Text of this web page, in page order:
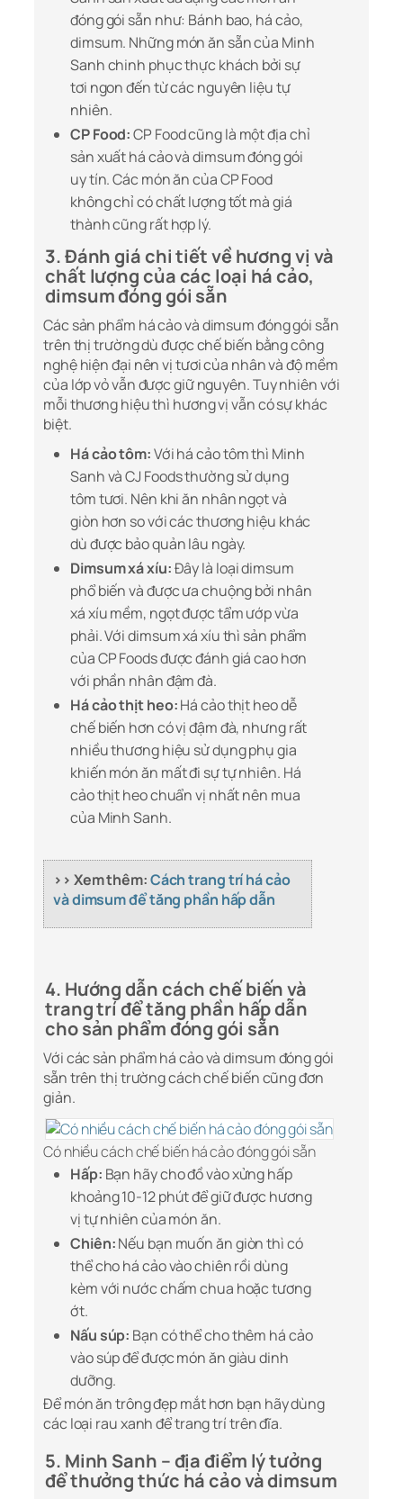
đóng gói sẵn như: Bánh bao, há cảo,
dimsum. Những món ăn sẵn của Minh
Sanh chinh phục thực khách bởi sự
tơi ngon đến từ các nguyên liệu tự
nhiên.
CP Food:CP Food cũng là một địa chỉ
sản xuất há cảo và dimsum đóng gói
uy tín. Các món ăn của CP Food
không chỉ có chất lượng tốt mà giá
thành cũng rất hợp lý.
3. Đánh giá chi tiết về hương vị và
chất lượng của các loại há cảo,
dimsum đóng gói sẵn
Các sản phẩm há cảo và dimsum đóng gói sẵn
trên thị trường dù được chế biến bằng công
nghệ hiện đại nên vị tươi của nhân và độ mềm
của lớp vỏ vẫn được giữ nguyên. Tuy nhiên với
mỗi thương hiệu thì hương vị vẫn có sự khác
biệt.
Há cảo tôm:Với há cảo tôm thì Minh
Sanh và CJ Foods thường sử dụng
tôm tươi. Nên khi ăn nhân ngọt và
giòn hơn so với các thương hiệu khác
dù được bảo quản lâu ngày.
Dimsum xá xíu:Đây là loại dimsum
phổ biến và được ưa chuộng bởi nhân
xá xíu mềm, ngọt được tẩm ướp vừa
phải. Với dimsum xá xíu thì sản phẩm
của CP Foods được đánh giá cao hơn
với phần nhân đậm đà.
Há cảo thịt heo:Há cảo thịt heo dễ
chế biến hơn có vị đậm đà, nhưng rất
nhiều thương hiệu sử dụng phụ gia
khiến món ăn mất đi sự tự nhiên. Há
cảo thịt heo chuẩn vị nhất nên mua
của Minh Sanh.
>> Xem thêm:Cách trang trí há cảo
và dimsum để tăng phần hấp dẫn
4. Hướng dẫn cách chế biến và
trang trí để tăng phần hấp dẫn
cho sản phẩm đóng gói sẵn
Với các sản phẩm há cảo và dimsum đóng gói
sẵn trên thị trường cách chế biến cũng đơn
giản.
Có nhiều cách chế biến há cảo đóng gói sẵn
Hấp: Bạn hãy cho đồ vào xửng hấp
khoảng 10-12 phút để giữ được hương
vị tự nhiên của món ăn.
Chiên:Nếu bạn muốn ăn giòn thì có
thể cho há cảo vào chiên rồi dùng
kèm với nước chấm chua hoặc tương
ớt.
Nấu súp: Bạn có thể cho thêm há cảo
vào súp để được món ăn giàu dinh
dưỡng.
Để món ăn trông đẹp mắt hơn bạn hãy dùng
các loại rau xanh để trang trí trên đĩa.
5. Minh Sanh – địa điểm lý tưởng
để thưởng thức há cảo và dimsum